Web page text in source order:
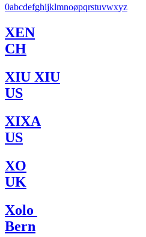
0abcdefghijklmnoøpqrstuvwxyz
XEN
CH
XIU XIU
US
XIXA
US
XO
UK
Xolo
Bern